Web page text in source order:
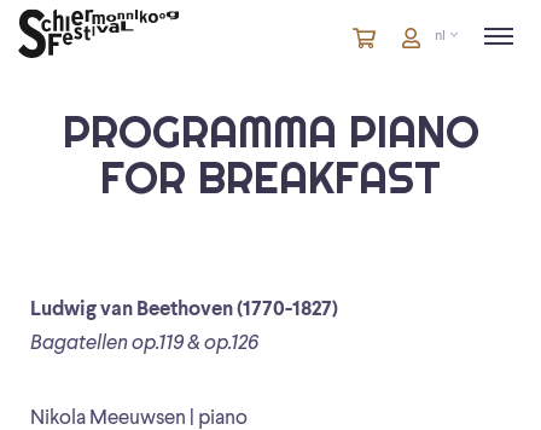
Winkelmandje
artikelen
Account
nl
PROGRAMMA PIANO
FOR BREAKFAST
Ludwig van Beethoven (1770-1827)
Bagatellen op.119 & op.126
Nikola Meeuwsen | piano